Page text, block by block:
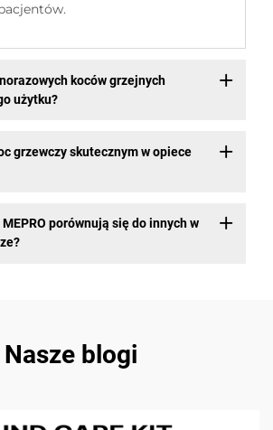
koców grzejnych
użytku?
grzewczy skutecznym w opiece
porównują się do innych w
Nasze blogi